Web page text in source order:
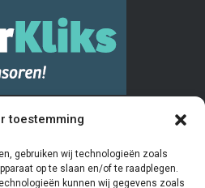
toestemming
gebruiken wij technologieën zoals
op te slaan en/of te raadplegen.
kunnen wij gegevens zoals
via het invullen en opsturen van
u ingevulde gegevens worden